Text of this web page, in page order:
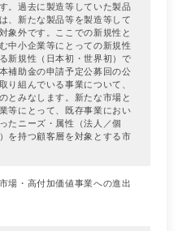
。過去に製造等していた製品
、新たな製品等を製造等して
象外です。ここでの新規性と
中小企業等にとっての新規性
新規性（日本初・世界初）で
補助金の申請予定公募回の公
り組んでいる事業について、
とみなします。新たな市場と
等にとって、既存事業におい
たニーズ・属性（法人／個
を持つ顧客層を対象とする市
場・高付加価値事業への進出